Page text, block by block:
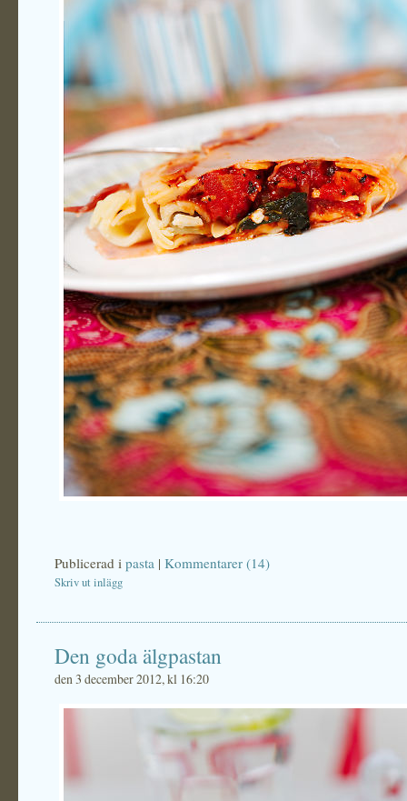
Publicerad i pasta | Kommentarer (14)
Skriv ut inlägg
Den goda älgpastan
den 3 december 2012, kl 16:20